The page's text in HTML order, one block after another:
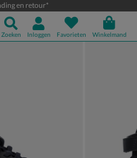
en retour*
Zoeken Inloggen Favorieten Winkelmand